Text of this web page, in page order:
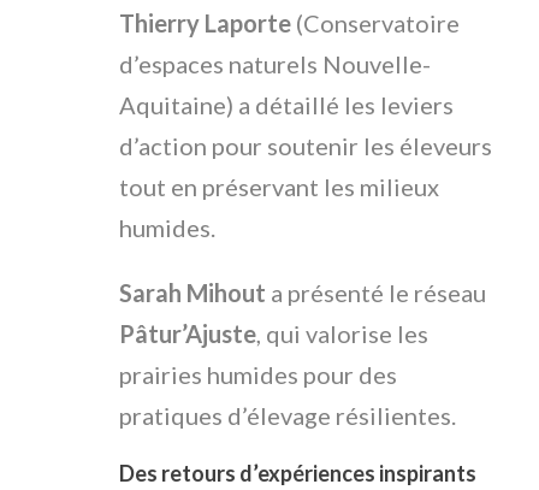
Thierry Laporte (Conservatoire
d’espaces naturels Nouvelle-
Aquitaine) a détaillé les leviers
d’action pour soutenir les éleveurs
tout en préservant les milieux
humides.
Sarah Mihout a présenté le réseau
Pâtur’Ajuste, qui valorise les
prairies humides pour des
pratiques d’élevage résilientes.
Des retours d’expériences inspirants